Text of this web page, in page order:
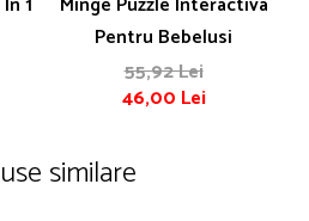
Pentru Bebelusi
55,92 Lei
46,00 Lei
similare